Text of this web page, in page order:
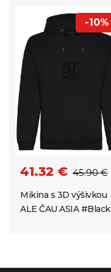
41.32 € 45.90 €
Mikina s 3D výšivkou
ALE ČAU ASIA #Black
-10%